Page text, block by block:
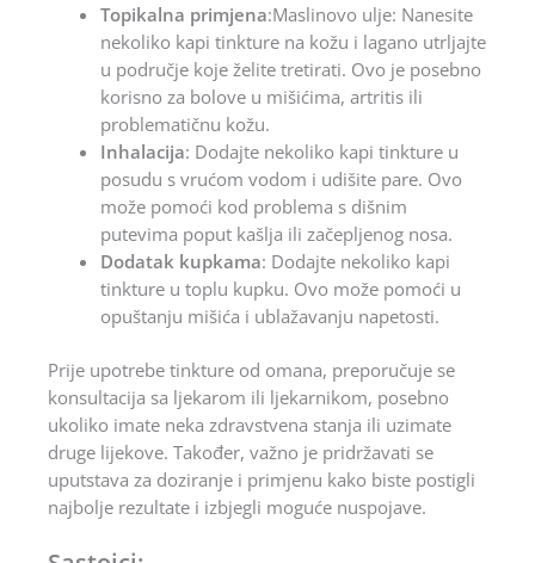
Topikalna primjena:Maslinovo ulje: Nanesite
nekoliko kapi tinkture na kožu i lagano utrljajte
u područje koje želite tretirati. Ovo je posebno
korisno za bolove u mišićima, artritis ili
problematičnu kožu.
Inhalacija: Dodajte nekoliko kapi tinkture u
posudu s vrućom vodom i udišite pare. Ovo
može pomoći kod problema s dišnim
putevima poput kašlja ili začepljenog nosa.
Dodatak kupkama: Dodajte nekoliko kapi
tinkture u toplu kupku. Ovo može pomoći u
opuštanju mišića i ublažavanju napetosti.
Prije upotrebe tinkture od omana, preporučuje se
konsultacija sa ljekarom ili ljekarnikom, posebno
ukoliko imate neka zdravstvena stanja ili uzimate
druge lijekove. Također, važno je pridržavati se
uputstava za doziranje i primjenu kako biste postigli
najbolje rezultate i izbjegli moguće nuspojave.